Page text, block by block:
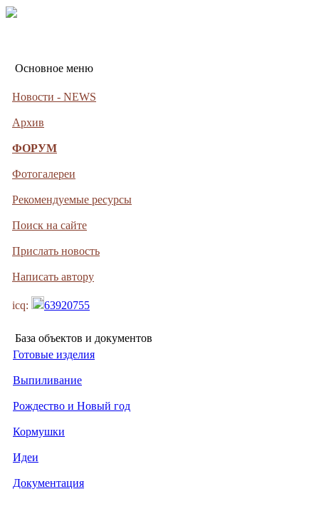
Основное меню
Новости - NEWS
Архив
ФОРУМ
Фотогалереи
Рекомендуемые ресурсы
Поиск на сайте
Прислать новость
Написать автору
icq: 63920755
База объектов и документов
Готовые изделия
Выпиливание
Рождество и Новый год
Кормушки
Идеи
Документация